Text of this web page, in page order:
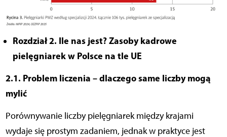
Rozdział 2. Ile nas jest? Zasoby kadrowe
pielęgniarek w Polsce na tle UE
2.1. Problem liczenia – dlaczego same liczby mogą
mylić
Porównywanie liczby pielęgniarek między krajami
wydaje się prostym zadaniem, jednak w praktyce jest